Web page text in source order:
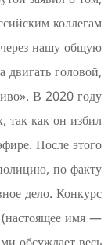
помогли
теракта «уйти
она не могла
«кровавое
в соцсетях,
в прямом
заявлением в
Mellstroy